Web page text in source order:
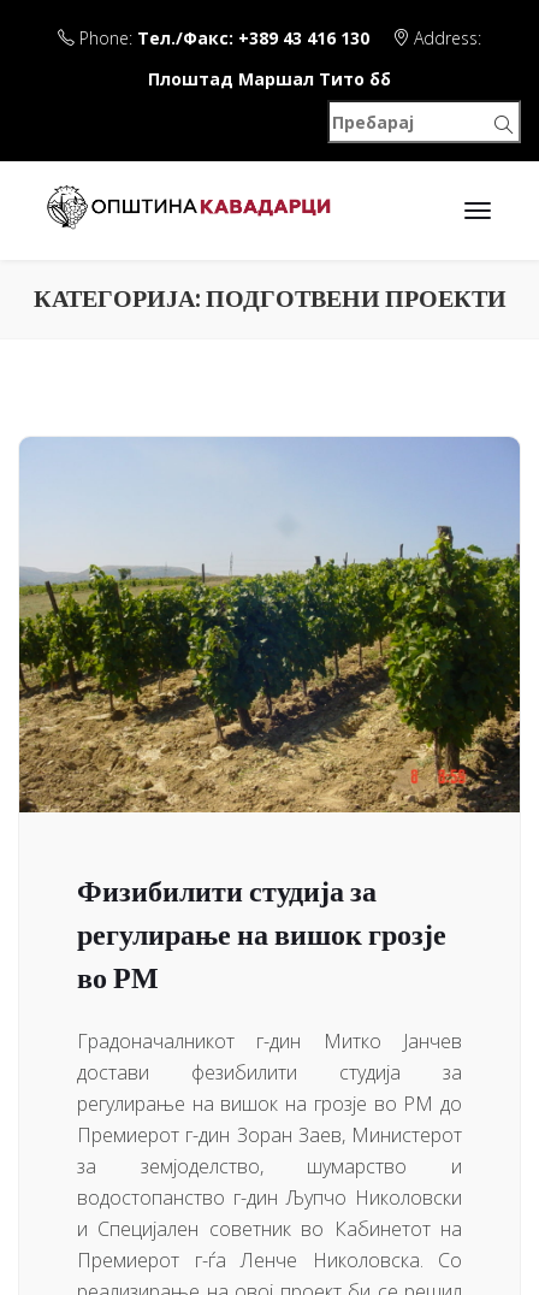
Phone: Тел./Факс: +389 43 416 130
Address:
Плоштад Маршал Тито бб
КАТЕГОРИЈА: ПОДГОТВЕНИ ПРОЕКТИ
Физибилити студија за
регулирање на вишок грозје
во РМ
Градоначалникот г-дин Митко Јанчев
достави фезибилити студија за
регулирање на вишок на грозје во РМ до
Премиерот г-дин Зоран Заев, Министерот
за земјоделство, шумарство и
водостопанство г-дин Љупчо Николовски
и Специјален советник во Кабинетот на
Премиерот г-ѓа Ленче Николовска. Со